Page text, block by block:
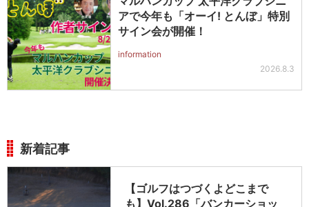
アで今年も「オーイ! とんぼ」特別
サイン会が開催！
information
2026.8.3
新着記事
【ゴルフはつづくよどこまで
も】Vol.286「バンカーショッ